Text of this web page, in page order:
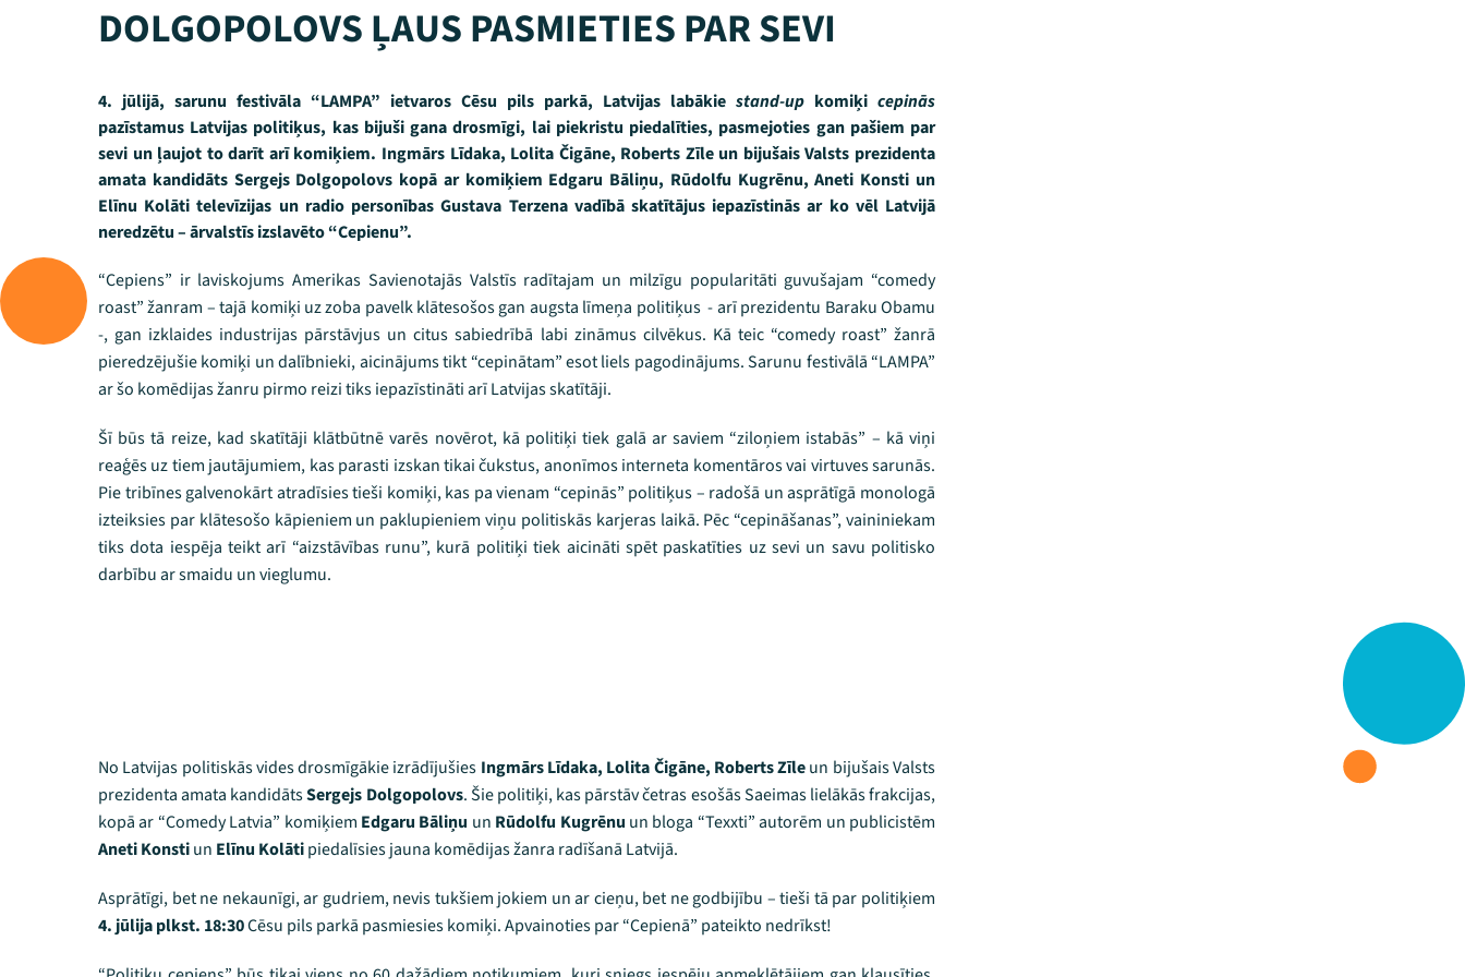
DOLGOPOLOVS ĻAUS PASMIETIES PAR SEVI
4. jūlijā, sarunu festivāla “LAMPA” ietvaros Cēsu pils parkā, Latvijas labākie stand-up komiķi cepinās
pazīstamus Latvijas politiķus, kas bijuši gana drosmīgi, lai piekristu piedalīties, pasmejoties gan pašiem par
sevi un ļaujot to darīt arī komiķiem. Ingmārs Līdaka, Lolita Čigāne, Roberts Zīle un bijušais Valsts prezidenta
amata kandidāts Sergejs Dolgopolovs kopā ar komiķiem Edgaru Bāliņu, Rūdolfu Kugrēnu, Aneti Konsti un
Elīnu Kolāti televīzijas un radio personības Gustava Terzena vadībā skatītājus iepazīstinās ar ko vēl Latvijā
neredzētu – ārvalstīs izslavēto “Cepienu”.
“Cepiens” ir laviskojums Amerikas Savienotajās Valstīs radītajam un milzīgu popularitāti guvušajam “comedy
roast” žanram – tajā komiķi uz zoba pavelk klātesošos gan augsta līmeņa politiķus - arī prezidentu Baraku Obamu
-, gan izklaides industrijas pārstāvjus un citus sabiedrībā labi zināmus cilvēkus. Kā teic “comedy roast” žanrā
pieredzējušie komiķi un dalībnieki, aicinājums tikt “cepinātam” esot liels pagodinājums. Sarunu festivālā “LAMPA”
ar šo komēdijas žanru pirmo reizi tiks iepazīstināti arī Latvijas skatītāji.
Šī būs tā reize, kad skatītāji klātbūtnē varēs novērot, kā politiķi tiek galā ar saviem “ziloņiem istabās” – kā viņi
reaģēs uz tiem jautājumiem, kas parasti izskan tikai čukstus, anonīmos interneta komentāros vai virtuves sarunās.
Pie tribīnes galvenokārt atradīsies tieši komiķi, kas pa vienam “cepinās” politiķus – radošā un asprātīgā monologā
izteiksies par klātesošo kāpieniem un paklupieniem viņu politiskās karjeras laikā. Pēc “cepināšanas”, vaininiekam
tiks dota iespēja teikt arī “aizstāvības runu”, kurā politiķi tiek aicināti spēt paskatīties uz sevi un savu politisko
darbību ar smaidu un vieglumu.
No Latvijas politiskās vides drosmīgākie izrādījušies Ingmārs Līdaka, Lolita Čigāne, Roberts Zīleun bijušais Valsts
prezidenta amata kandidātsSergejs Dolgopolovs. Šie politiķi, kas pārstāv četras esošās Saeimas lielākās frakcijas,
kopā ar “Comedy Latvia” komiķiem Edgaru Bāliņu un Rūdolfu Kugrēnu un bloga “Texxti” autorēm un publicistēm
Aneti Konstiun Elīnu Kolātipiedalīsies jauna komēdijas žanra radīšanā Latvijā.
Asprātīgi, bet ne nekaunīgi, ar gudriem, nevis tukšiem jokiem un ar cieņu, bet ne godbijību – tieši tā par politiķiem
4. jūlija plkst. 18:30Cēsu pils parkā pasmiesies komiķi. Apvainoties par “Cepienā” pateikto nedrīkst!